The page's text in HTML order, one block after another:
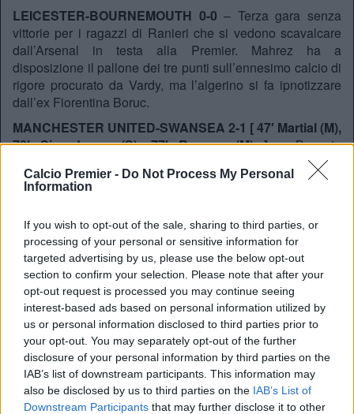
Calcio Premier - Do Not Process My Personal
Information
If you wish to opt-out of the sale, sharing to third parties, or
processing of your personal or sensitive information for
targeted advertising by us, please use the below opt-out
section to confirm your selection. Please note that after your
opt-out request is processed you may continue seeing
interest-based ads based on personal information utilized by
us or personal information disclosed to third parties prior to
your opt-out. You may separately opt-out of the further
disclosure of your personal information by third parties on the
IAB’s list of downstream participants. This information may
also be disclosed by us to third parties on the IAB’s List of
Downstream Participants that may further disclose it to other
LEICESTER-BOURNEMOUTH 0-0 – Terza gara senza
vittorie per i ragazzi di Ranieri che si vedono scavalcare
dall’Arsenal in testa alla Premier. Mahrez ha a
disposizione il pallone dei tre punti sull’ennesimo calcio di
rigore procurato da Vardy, ma l’algerino si fa ipnotizzare
dall’ex Fiorentina Boruc.
MANCHESTER UNITED-SWANSEA 2-1 [ 47′ Martial (M),
70′ Sigurdsson (S), 77′ Rooney (M) ] –Boccata
d’ossigeno per Van Gaal che torna alla vittoria con lo
United dopo sei partite. Sigurdsson pareggia l’iniziale
vantaggio di Martial, ma sette minuti dopo Rooney riporta
capitano dello United è il secondo miglior marcatore nella
storia della competizione dietro Shearer.
NORWICH-SOUTHAMPTON 1-0 [ 76′ Tettey ]– Continua
il momento positivo del Norwich che infila la terza vittoria
in quattro gare. I Canaries battono l’altalenante
Southampton grazie a un goal di Tettey e incrementano il
distacco dalla zona retrocessione.
SUNDERLAND-ASTON VILLA 3-1 [ 30′ Van Aanholt
(S), 63′ Gil (A), 72′ Defoe (S), 93′ Defoe (S) ] – L’Aston
Villa sprofonda ogni giornata di più verso la